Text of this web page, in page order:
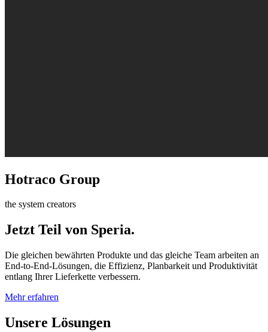
Hotraco Group
the system creators
Jetzt Teil von Speria.
Die gleichen bewährten Produkte und das gleiche Team arbeiten an
End-to-End-Lösungen, die Effizienz, Planbarkeit und Produktivität
entlang Ihrer Lieferkette verbessern.
Mehr erfahren
Unsere Lösungen